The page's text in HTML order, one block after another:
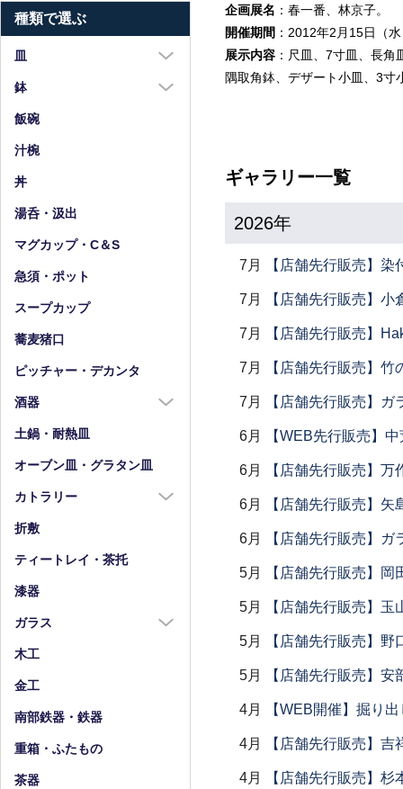
企画展名 ：春一番、林京子。
開催期間 ：2012年2月15日（
展示内容 ：尺皿、7寸皿、長
隅取角鉢、デザート小皿、3
ギャラリー一覧
2026年
7月 【店舗先行販売】染
7月 【店舗先行販売】
7月 【店舗先行販売】
7月 【店舗先行販売】竹
7月 【店舗先行販売】ガ
6月 【WEB先行販売】
6月 【店舗先行販売】万
6月 【店舗先行販売】
6月 【店舗先行販売】ガ
5月 【店舗先行販売】岡
5月 【店舗先行販売】
5月 【店舗先行販売】野
5月 【店舗先行販売】
4月 【WEB開催】掘り
4月 【店舗先行販売】吉
4月 【店舗先行販売】
種類で選ぶ
皿
大皿（8寸以上）
中皿（5～7寸）
小皿（4寸以下）
鉢
大鉢（8寸以上）
中鉢（5～7寸）
飯碗
汁椀
丼
湯呑・汲出
マグカップ・C＆S
急須・ポット
スープカップ
蕎麦猪口
ピッチャー・デカンタ
酒器
酒器全商品
徳利
土鍋・耐熱皿
オーブン皿・グラタン皿
カトラリー
カトラリー全商品
箸
箸置
折敷
ティートレイ・茶托
漆器
ガラス
ガラス全商品
グラス
ガラス皿
木工
金工
南部鉄器・鉄器
重箱・ふたもの
茶器